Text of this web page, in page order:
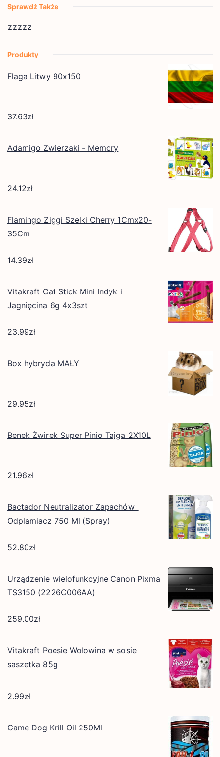
Sprawdź Także
zzzzz
Produkty
Flaga Litwy 90x150
37.63zł
Adamigo Zwierzaki - Memory
24.12zł
Flamingo Ziggi Szelki Cherry 1Cmx20-
35Cm
14.39zł
Vitakraft Cat Stick Mini Indyk i
Jagnięcina 6g 4x3szt
23.99zł
Box hybryda MAŁY
29.95zł
Benek Żwirek Super Pinio Tajga 2X10L
21.96zł
Bactador Neutralizator Zapachów I
Odplamiacz 750 Ml (Spray)
52.80zł
Urządzenie wielofunkcyjne Canon Pixma
TS3150 (2226C006AA)
259.00zł
Vitakraft Poesie Wołowina w sosie
saszetka 85g
2.99zł
Game Dog Krill Oil 250Ml